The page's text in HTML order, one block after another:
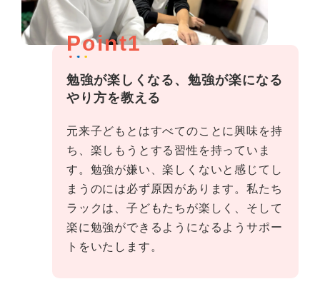
Point1
勉強が楽しくなる、勉強が楽になる
やり方を教える
元来子どもとはすべてのことに興味を持
ち、楽しもうとする習性を持っていま
す。勉強が嫌い、楽しくないと感じてし
まうのには必ず原因があります。私たち
ラックは、子どもたちが楽しく、そして
楽に勉強ができるようになるようサポー
トをいたします。